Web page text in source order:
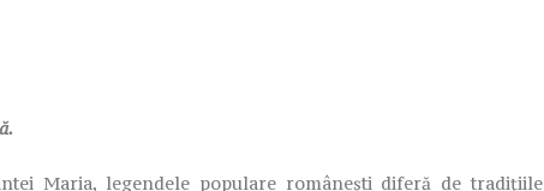
Maria, legendele populare românești diferă de tradițiile